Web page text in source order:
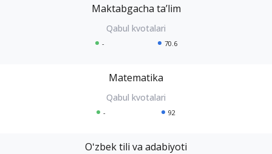
Maktabgacha taʼlim
- 70.6
Matematika
- 92
Oʻzbek tili va adabiyoti